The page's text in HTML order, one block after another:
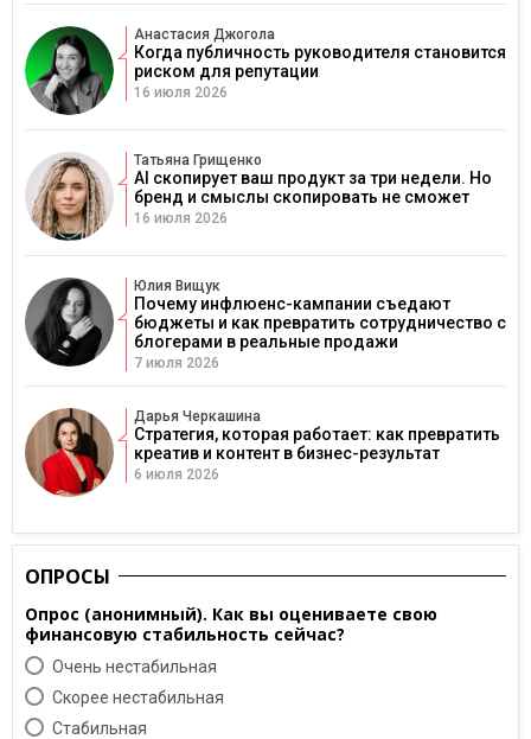
Анастасия Джогола
Когда публичность руководителя становится
риском для репутации
16 июля 2026
Татьяна Грищенко
AI скопирует ваш продукт за три недели. Но
бренд и смыслы скопировать не сможет
16 июля 2026
Юлия Вищук
Почему инфлюенс-кампании съедают
бюджеты и как превратить сотрудничество с
блогерами в реальные продажи
7 июля 2026
Дарья Черкашина
Стратегия, которая работает: как превратить
креатив и контент в бизнес-результат
6 июля 2026
ОПРОСЫ
Опрос (анонимный). Как вы оцениваете свою
финансовую стабильность сейчас?
Очень нестабильная
Скорее нестабильная
Cтабильная